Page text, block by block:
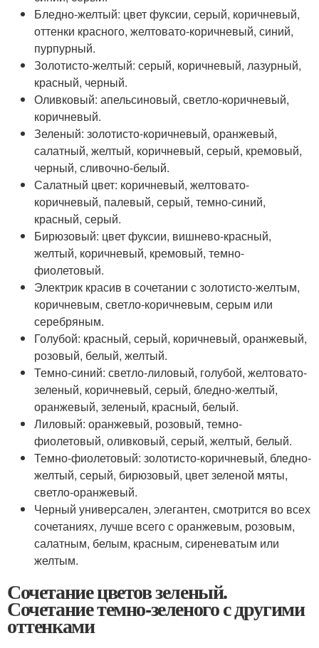
Бледно-желтый: цвет фуксии, серый, коричневый,
оттенки красного, желтовато-коричневый, синий,
пурпурный.
Золотисто-желтый: серый, коричневый, лазурный,
красный, черный.
Оливковый: апельсиновый, светло-коричневый,
коричневый.
Зеленый: золотисто-коричневый, оранжевый,
салатный, желтый, коричневый, серый, кремовый,
черный, сливочно-белый.
Салатный цвет: коричневый, желтовато-
коричневый, палевый, серый, темно-синий,
красный, серый.
Бирюзовый: цвет фуксии, вишнево-красный,
желтый, коричневый, кремовый, темно-
фиолетовый.
Электрик красив в сочетании с золотисто-желтым,
коричневым, светло-коричневым, серым или
серебряным.
Голубой: красный, серый, коричневый, оранжевый,
розовый, белый, желтый.
Темно-синий: светло-лиловый, голубой, желтовато-
зеленый, коричневый, серый, бледно-желтый,
оранжевый, зеленый, красный, белый.
Лиловый: оранжевый, розовый, темно-
фиолетовый, оливковый, серый, желтый, белый.
Темно-фиолетовый: золотисто-коричневый, бледно-
желтый, серый, бирюзовый, цвет зеленой мяты,
светло-оранжевый.
Черный универсален, элегантен, смотрится во всех
сочетаниях, лучше всего с оранжевым, розовым,
салатным, белым, красным, сиреневатым или
желтым.
Сочетание цветов зеленый.
Сочетание темно-зеленого с другими
оттенками